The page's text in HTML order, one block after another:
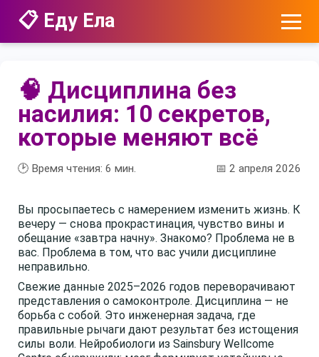
📋 Еду Ела
🧠 Дисциплина без
насилия: 10 секретов,
которые меняют всё
🕑 Время чтения: 6 мин. 📅 2 апреля 2026
Вы просыпаетесь с намерением изменить жизнь. К
вечеру — снова прокрастинация, чувство вины и
обещание «завтра начну». Знакомо? Проблема не в
вас. Проблема в том, что вас учили дисциплине
неправильно.
Свежие данные 2025–2026 годов переворачивают
представления о самоконтроле. Дисциплина — не
борьба с собой. Это инженерная задача, где
правильные рычаги дают результат без истощения
силы воли. Нейробиологи из Sainsbury Wellcome